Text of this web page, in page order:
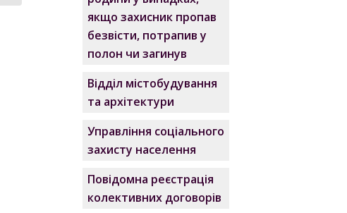
якщо захисник пропав
безвісти, потрапив у
полон чи загинув
Відділ містобудування
та архітектури
Управління соціального
захисту населення
Повідомна реєстрація
колективних договорів